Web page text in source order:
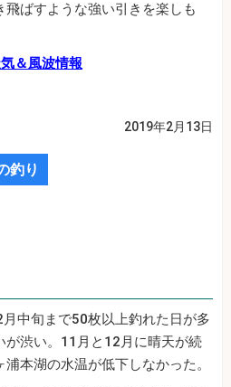
ばすような強い引きを楽しも
＆風波情報
2019年2月13日
釣り
中旬まで50枚以上釣れた日が多
が渋い。11月と12月に晴天が続
本湖の水温が低下しなかった。